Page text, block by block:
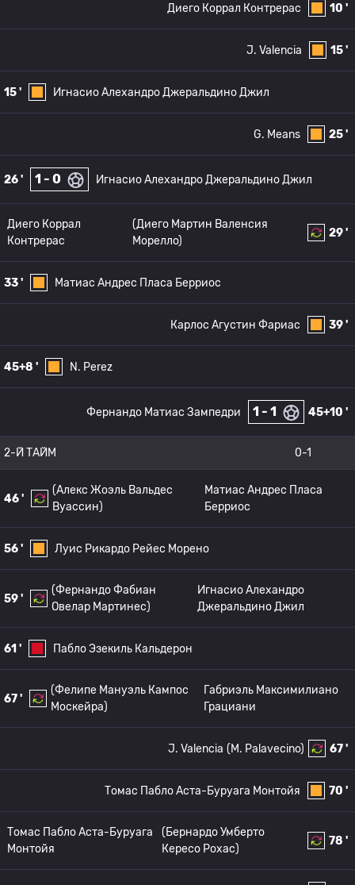
10 '
Диего Коррал Контрерас
15 '
J. Valencia
15 ' Игнасио Алехандро Джеральдино Джил
25 '
G. Means
26 ' 1 - 0 Игнасио Алехандро Джеральдино Джил
29 '
(Диего Мартин Валенсия
Морелло)
Диего Коррал
Контрерас
33 ' Матиас Андрес Пласа Берриос
39 '
Карлос Агустин Фариас
45+8 ' N. Perez
45+10 '
1 - 1
Фернандо Матиас Зампедри
2-Й ТАЙМ 0-1
46 '
(Алекс Жоэль Вальдес
Вуассин)
Матиас Андрес Пласа
Берриос
56 ' Луис Рикардо Рейес Морено
59 '
(Фернандо Фабиан
Овелар Мартинес)
Игнасио Алехандро
Джеральдино Джил
61 ' Пабло Эзекиль Кальдерон
67 '
(Фелипе Мануэль Кампос
Москейра)
Габриэль Максимилиано
Грациани
67 '
(M. Palavecino)
J. Valencia
70 '
Томас Пабло Аста-Буруага Монтойя
78 '
(Бернардо Умберто
Кересо Рохас)
Томас Пабло Аста-Буруага
Монтойя